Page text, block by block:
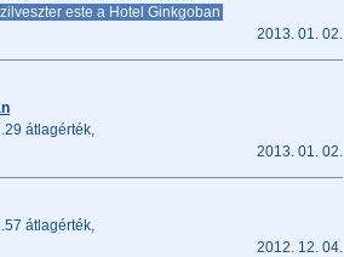
este a Hotel Ginkgoban
2013. 01. 02.
átlagérték,
2013. 01. 02.
átlagérték,
2012. 12. 04.